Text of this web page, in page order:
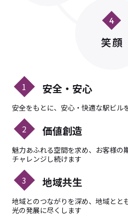
1 安全・安心
安全をもとに、安心・快適な駅ビル
2 価値創造
魅力あふれる空間を求め、お客様の
チャレンジし続けます
3 地域共生
地域とのつながりを深め、地域とと
光の発展に尽くします